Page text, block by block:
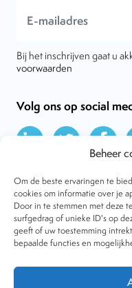
Beheer
Om de beste ervaringen te
cookies om informatie over je
Door in te stemmen met deze
surfgedrag of unieke ID's op
geeft of uw toestemming
bepaalde functies en
Bij het inschrijven gaat u
voorwaarden
Volg ons op social
Over VtdK
Contact
Nieuws
Behandelwijzen
Dossiers